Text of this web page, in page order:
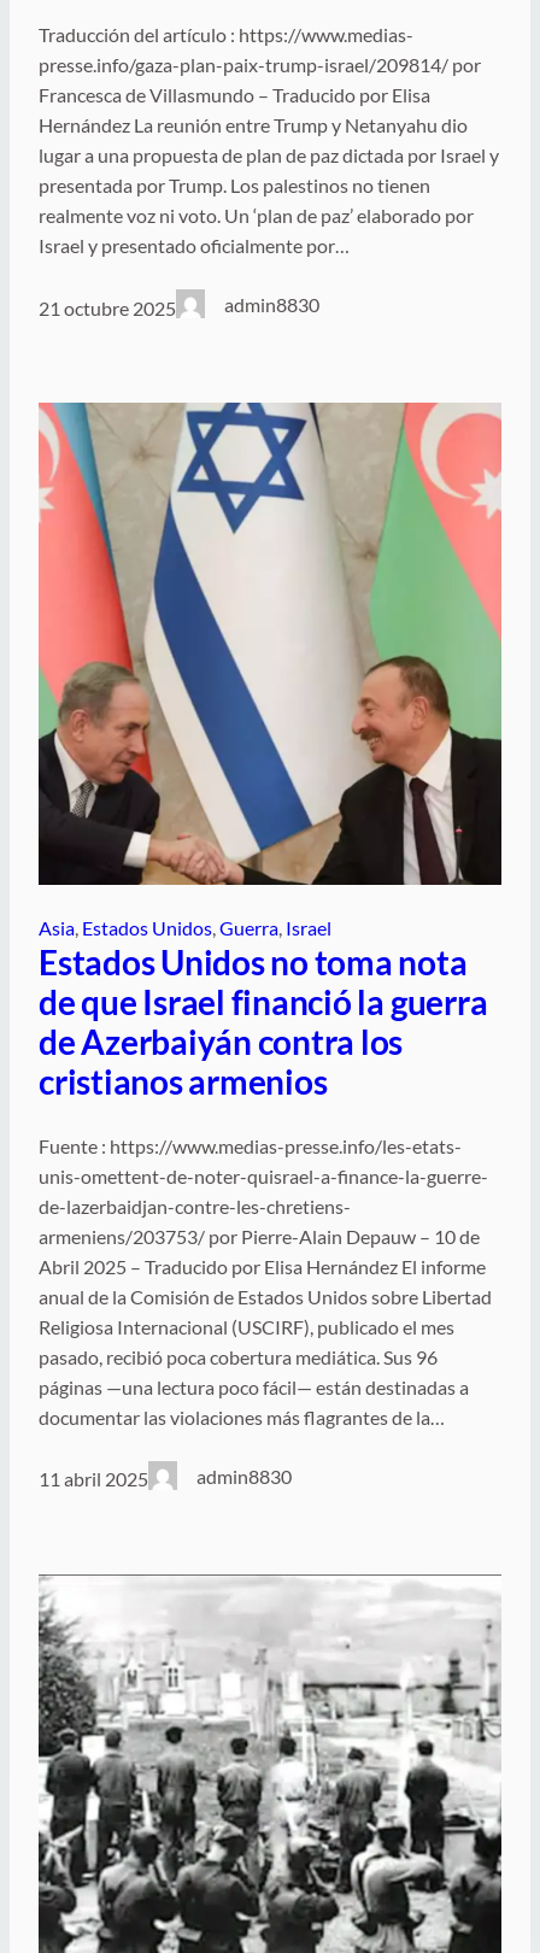
Traducción del artículo : https://www.medias-
presse.info/gaza-plan-paix-trump-israel/209814/ por
Francesca de Villasmundo – Traducido por Elisa
Hernández La reunión entre Trump y Netanyahu dio
lugar a una propuesta de plan de paz dictada por Israel y
presentada por Trump. Los palestinos no tienen
realmente voz ni voto. Un ‘plan de paz’ elaborado por
Israel y presentado oficialmente por…
21 octubre 2025 admin8830
Asia Estados Unidos Guerra Israel
Estados Unidos no toma nota
de que Israel financió la guerra
de Azerbaiyán contra los
cristianos armenios
Fuente : https://www.medias-presse.info/les-etats-
unis-omettent-de-noter-quisrael-a-finance-la-guerre-
de-lazerbaidjan-contre-les-chretiens-
armeniens/203753/ por Pierre-Alain Depauw – 10 de
Abril 2025 – Traducido por Elisa Hernández El informe
anual de la Comisión de Estados Unidos sobre Libertad
Religiosa Internacional (USCIRF), publicado el mes
pasado, recibió poca cobertura mediática. Sus 96
páginas —una lectura poco fácil— están destinadas a
documentar las violaciones más flagrantes de la…
11 abril 2025 admin8830